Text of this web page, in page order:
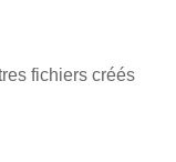
fichiers créés